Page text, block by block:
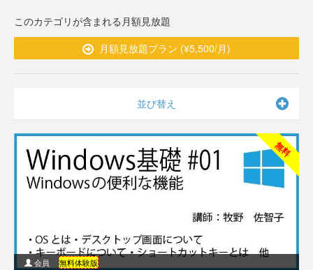
このカテゴリが含まれる月額見放題
月額見放題プラン (¥5,500/月)
並び替え
無料
会員 無料体験版